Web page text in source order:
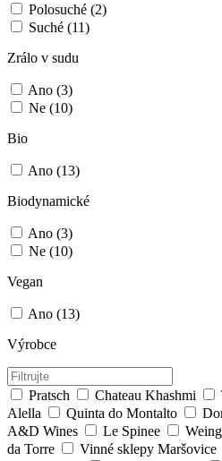
Polosuché (2)
Suché (11)
Zrálo v sudu
Ano (3)
Ne (10)
Bio
Ano (13)
Biodynamické
Ano (3)
Ne (10)
Vegan
Ano (13)
Výrobce
Pratsch Chateau Khashmi
Alella
Quinta do Montalto
A&D Wines
Le Spinee
da Torre
Vinné sklepy Maršovice